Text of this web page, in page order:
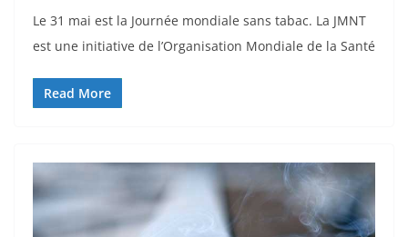
Le 31 mai est la Journée mondiale sans tabac. La JMNT
est une initiative de l’Organisation Mondiale de la Santé
Read More